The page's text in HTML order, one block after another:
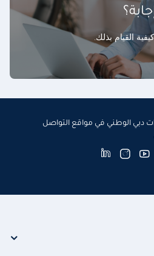
القيام بذلك.
دبي الوطني في مواقع التواصل